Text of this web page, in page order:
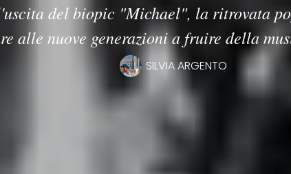
del biopic "Michael", la ritrovata
alle nuove generazioni a fruire della
SILVIA ARGENTO